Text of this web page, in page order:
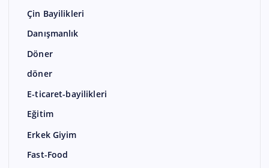
Çin Bayilikleri
Danışmanlık
Döner
döner
E-ticaret-bayilikleri
Eğitim
Erkek Giyim
Fast-Food